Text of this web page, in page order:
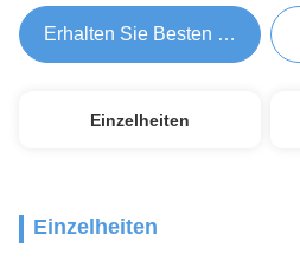
Erhalten Sie Besten Preis
Einzelheiten
Einzelheiten